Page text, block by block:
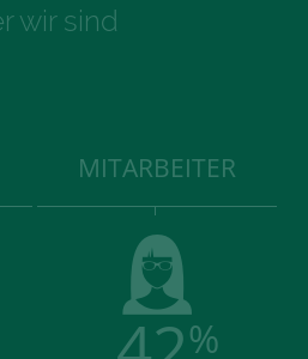
wir sind
MITARBEITER
%